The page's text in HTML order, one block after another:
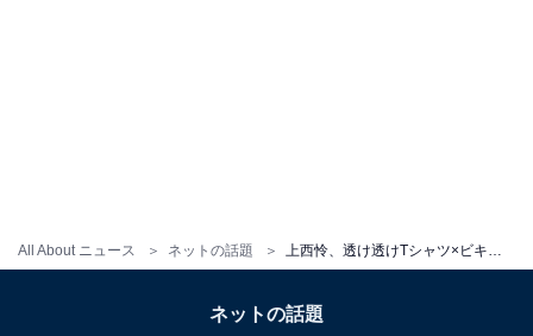
All About ニュース ネットの話題
ネットの話題